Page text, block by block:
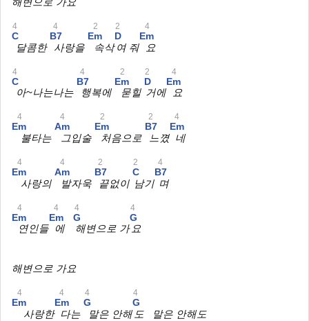
C
4
달콤한
B7
4
사랑을
Em
2
속삭
D
2
여 줘
Em
4
요
C
4
아~나는나는
B7
4
행복에
Em
2
묻힐
D
2
거에
Em
4
요
Em
4
불타는
Am
4
그입술
Em
2
처음으로
B7
2
느꼈
Em
4
네
Em
4
사랑의
Am
4
발자욱
B7
2
끝없이
C
2
남기
B7
4
며
Em
4
연인들
Em
4
에
G
4
해변으로 가
G
4
요
해변으로 가요
Em
4
사랑한
Em
4
다는
G
4
말은 안해
G
4
도 말은 안해도